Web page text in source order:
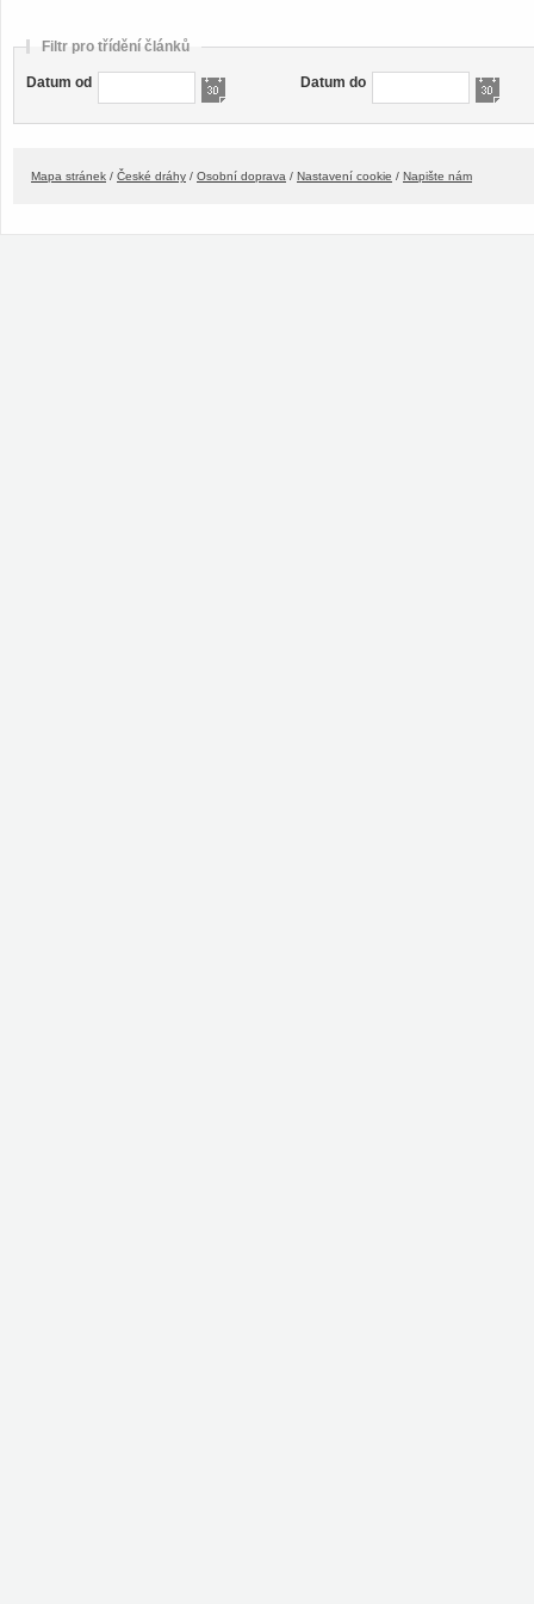
Filtr pro třídění článků
Datum od Datum do
Mapa stránek / České dráhy / Osobní doprava / Nastavení cookie / Napište nám